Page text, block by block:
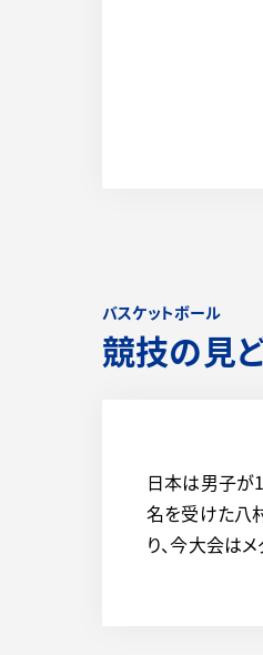
バスケットボール
競技の見
日本は男子が
名を受けた八
り、今大会は